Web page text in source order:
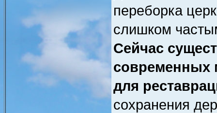
переборка
слишком
Сейчас
современных
для
сохранения